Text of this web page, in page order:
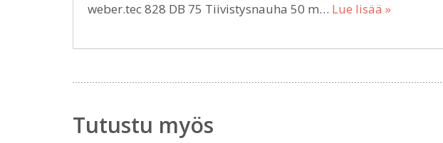
weber.tec 828 DB 75 Tiivistysnauha 50 m… Lue lisää »
Tutustu myös